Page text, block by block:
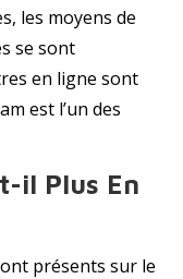
les moyens de
se sont
en ligne sont
est l’un des
il Plus En
présents sur le